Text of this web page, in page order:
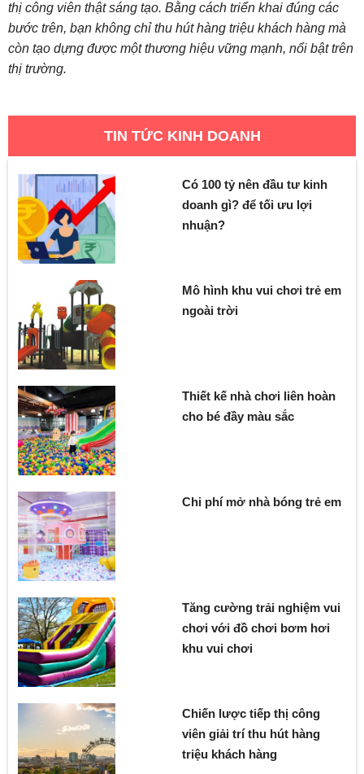
thị công viên thật sáng tạo. Bằng cách triển khai đúng các
bước trên, bạn không chỉ thu hút hàng triệu khách hàng mà
còn tạo dựng được một thương hiệu vững mạnh, nổi bật trên
thị trường.
TIN TỨC KINH DOANH
Có 100 tỷ nên đầu tư kinh
doanh gì? để tối ưu lợi
nhuận?
Mô hình khu vui chơi trẻ em
ngoài trời
Thiết kế nhà chơi liên hoàn
cho bé đầy màu sắc
Chi phí mở nhà bóng trẻ em
Tăng cường trải nghiệm vui
chơi với đồ chơi bơm hơi
khu vui chơi
Chiến lược tiếp thị công
viên giải trí thu hút hàng
triệu khách hàng